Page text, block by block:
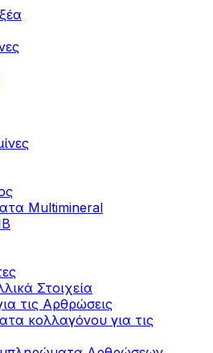
Multimineral
Στοιχεία
τις Αρθρώσεις
κολλαγόνου για τις